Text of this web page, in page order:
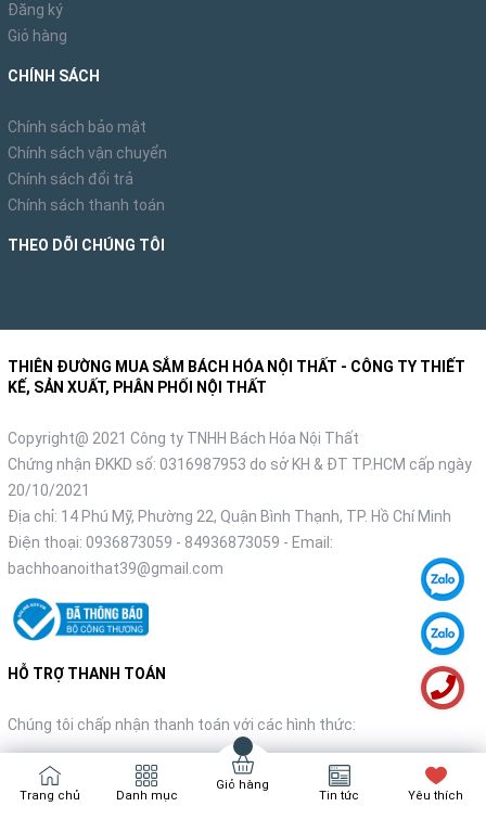
Đăng ký
Giỏ hàng
CHÍNH SÁCH
Chính sách bảo mật
Chính sách vận chuyển
Chính sách đổi trả
Chính sách thanh toán
THEO DÕI CHÚNG TÔI
THIÊN ĐƯỜNG MUA SẮM BÁCH HÓA NỘI THẤT - CÔNG TY THIẾT
KẾ, SẢN XUẤT, PHÂN PHỐI NỘI THẤT
Copyright@ 2021 Công ty TNHH Bách Hóa Nội Thất
Chứng nhận ĐKKD số: 0316987953 do sở KH & ĐT TP.HCM cấp ngày
20/10/2021
Địa chỉ: 14 Phú Mỹ, Phường 22, Quận Bình Thạnh, TP. Hồ Chí Minh
Điện thoại: 0936873059 - 84936873059 - Email:
bachhoanoithat39@gmail.com
HỖ TRỢ THANH TOÁN
Chúng tôi chấp nhận thanh toán với các hình thức:
Trang chủ Danh mục
Giỏ hàng
Tin tức Yêu thích